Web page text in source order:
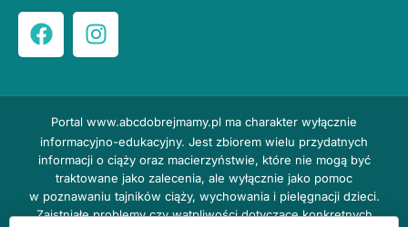
Portal www.abcdobrejmamy.pl ma charakter wyłącznie
informacyjno-edukacyjny. Jest zbiorem wielu przydatnych
informacji o ciąży oraz macierzyństwie, które nie mogą być
traktowane jako zalecenia, ale wyłącznie jako pomoc
w poznawaniu tajników ciąży, wychowania i pielęgnacji dzieci.
Zaistniałe problemy czy wątpliwości dotyczące konkretnych